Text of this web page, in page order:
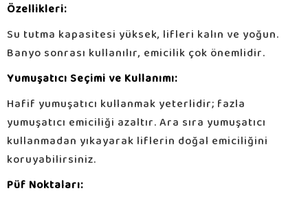
Özellikleri:
Su tutma kapasitesi yüksek, lifleri kalın ve yoğun.
Banyo sonrası kullanılır, emicilik çok önemlidir.
Yumuşatıcı Seçimi ve Kullanımı:
Hafif yumuşatıcı kullanmak yeterlidir; fazla
yumuşatıcı emiciliği azaltır. Ara sıra yumuşatıcı
kullanmadan yıkayarak liflerin doğal emiciliğini
koruyabilirsiniz.
Püf Noktaları: